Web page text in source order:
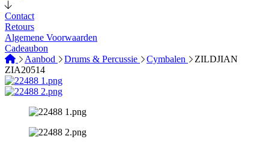
Contact
Retours
Algemene Voorwaarden
Cadeaubon
Aanbod
Drums & Percussie Cymbalen
ZILDJIAN
ZIA20514